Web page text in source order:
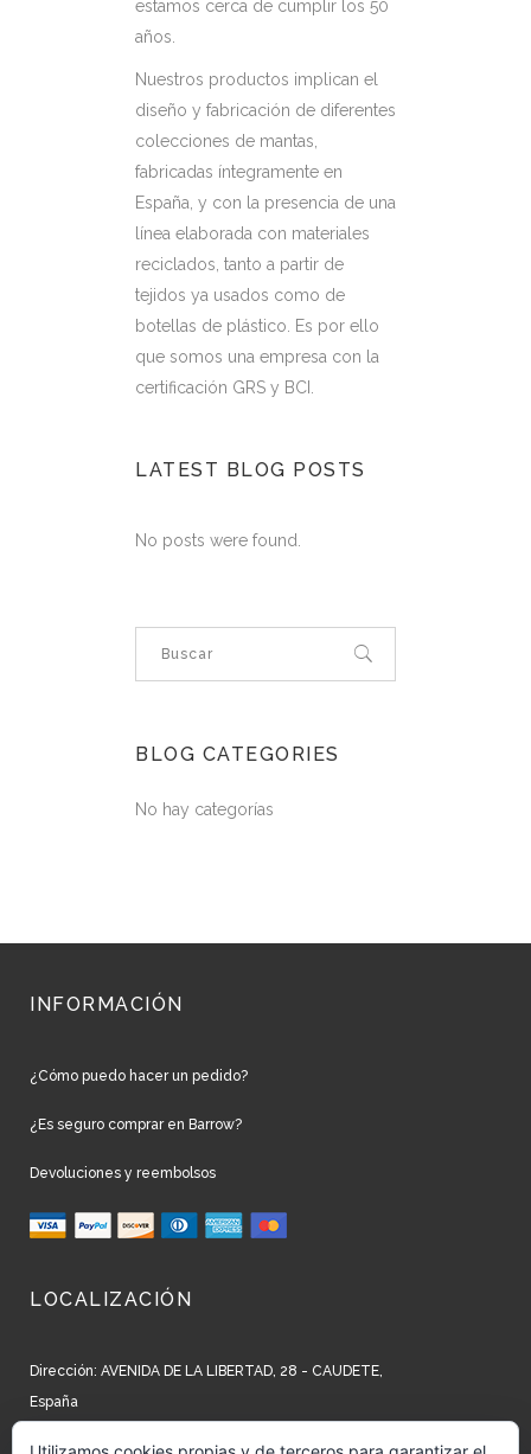
estamos cerca de cumplir los 50
años.
Nuestros productos implican el
diseño y fabricación de diferentes
colecciones de mantas,
fabricadas íntegramente en
España, y con la presencia de una
línea elaborada con materiales
reciclados, tanto a partir de
tejidos ya usados como de
botellas de plástico. Es por ello
que somos una empresa con la
certificación GRS y BCI.
LATEST BLOG POSTS
No posts were found.
BLOG CATEGORIES
No hay categorías
INFORMACIÓN
¿Cómo puedo hacer un pedido?
¿Es seguro comprar en Barrow?
Devoluciones y reembolsos
LOCALIZACIÓN
Dirección: AVENIDA DE LA LIBERTAD, 28 - CAUDETE,
España
Teléfono: +34 965 827 250